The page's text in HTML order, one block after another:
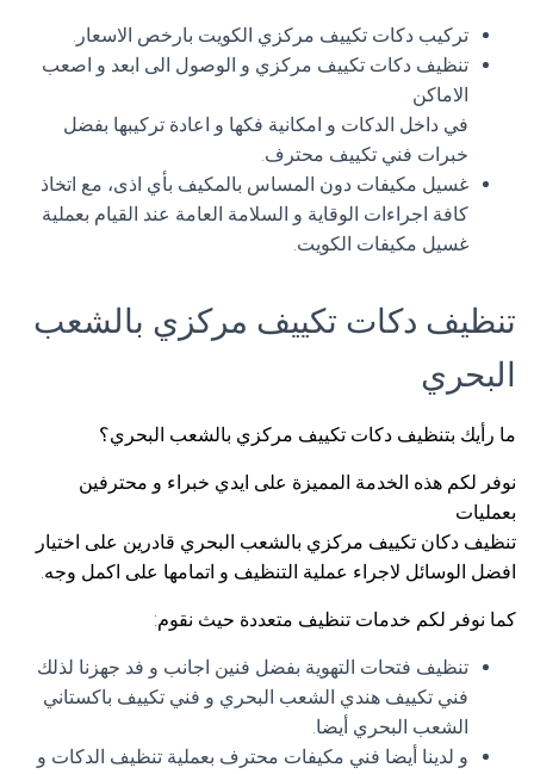
تركيب دكات تكييف مركزي الكويت بارخص الاسعار.
تنظيف دكات تكييف مركزي و الوصول الى ابعد و اصعب
الاماكن
في داخل الدكات و امكانية فكها و اعادة تركيبها بفضل
خبرات فني تكييف محترف.
غسيل مكيفات دون المساس بالمكيف بأي اذى، مع اتخاذ
كافة اجراءات الوقاية و السلامة العامة عند القيام بعملية
غسيل مكيفات الكويت.
تنظيف دكات تكييف مركزي بالشعب
البحري
ما رأيك بتنظيف دكات تكييف مركزي بالشعب البحري؟
نوفر لكم هذه الخدمة المميزة على ايدي خبراء و محترفين
بعمليات
تنظيف دكان تكييف مركزي بالشعب البحري قادرين على اختيار
افضل الوسائل لاجراء عملية التنظيف و اتمامها على اكمل وجه.
كما نوفر لكم خدمات تنظيف متعددة حيث نقوم:
تنظيف فتحات التهوية بفضل فنين اجانب و فد جهزنا لذلك
فني تكييف هندي الشعب البحري و فني تكييف باكستاني
الشعب البحري أيضا.
و لدينا أيضا فني مكيفات محترف بعملية تنظيف الدكات و